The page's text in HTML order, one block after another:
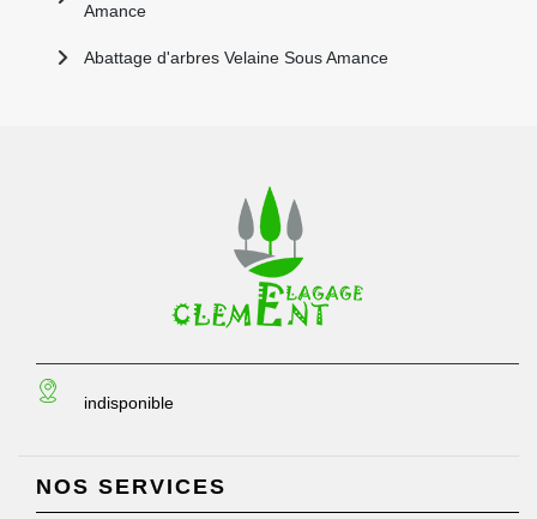
Amance
Abattage d'arbres Velaine Sous Amance
indisponible
NOS SERVICES